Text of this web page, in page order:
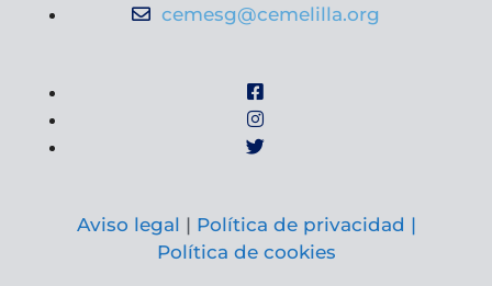
cemesg@cemelilla.org
Aviso legal | Política de privacidad |
Política de cookies